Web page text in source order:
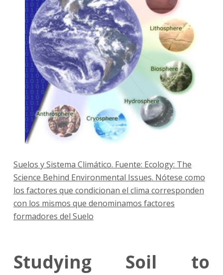
Suelos y Sistema Climático. Fuente: Ecology: The
Science Behind Environmental Issues. Nótese como
los factores que condicionan el clima corresponden
con los mismos que denominamos factores
formadores del Suelo
Studying Soil to